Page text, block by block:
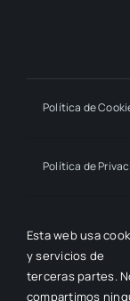
Política de
Política de
© 2024 - 2026-
Esta web usa
y servicios de
terceras partes.
compartimos